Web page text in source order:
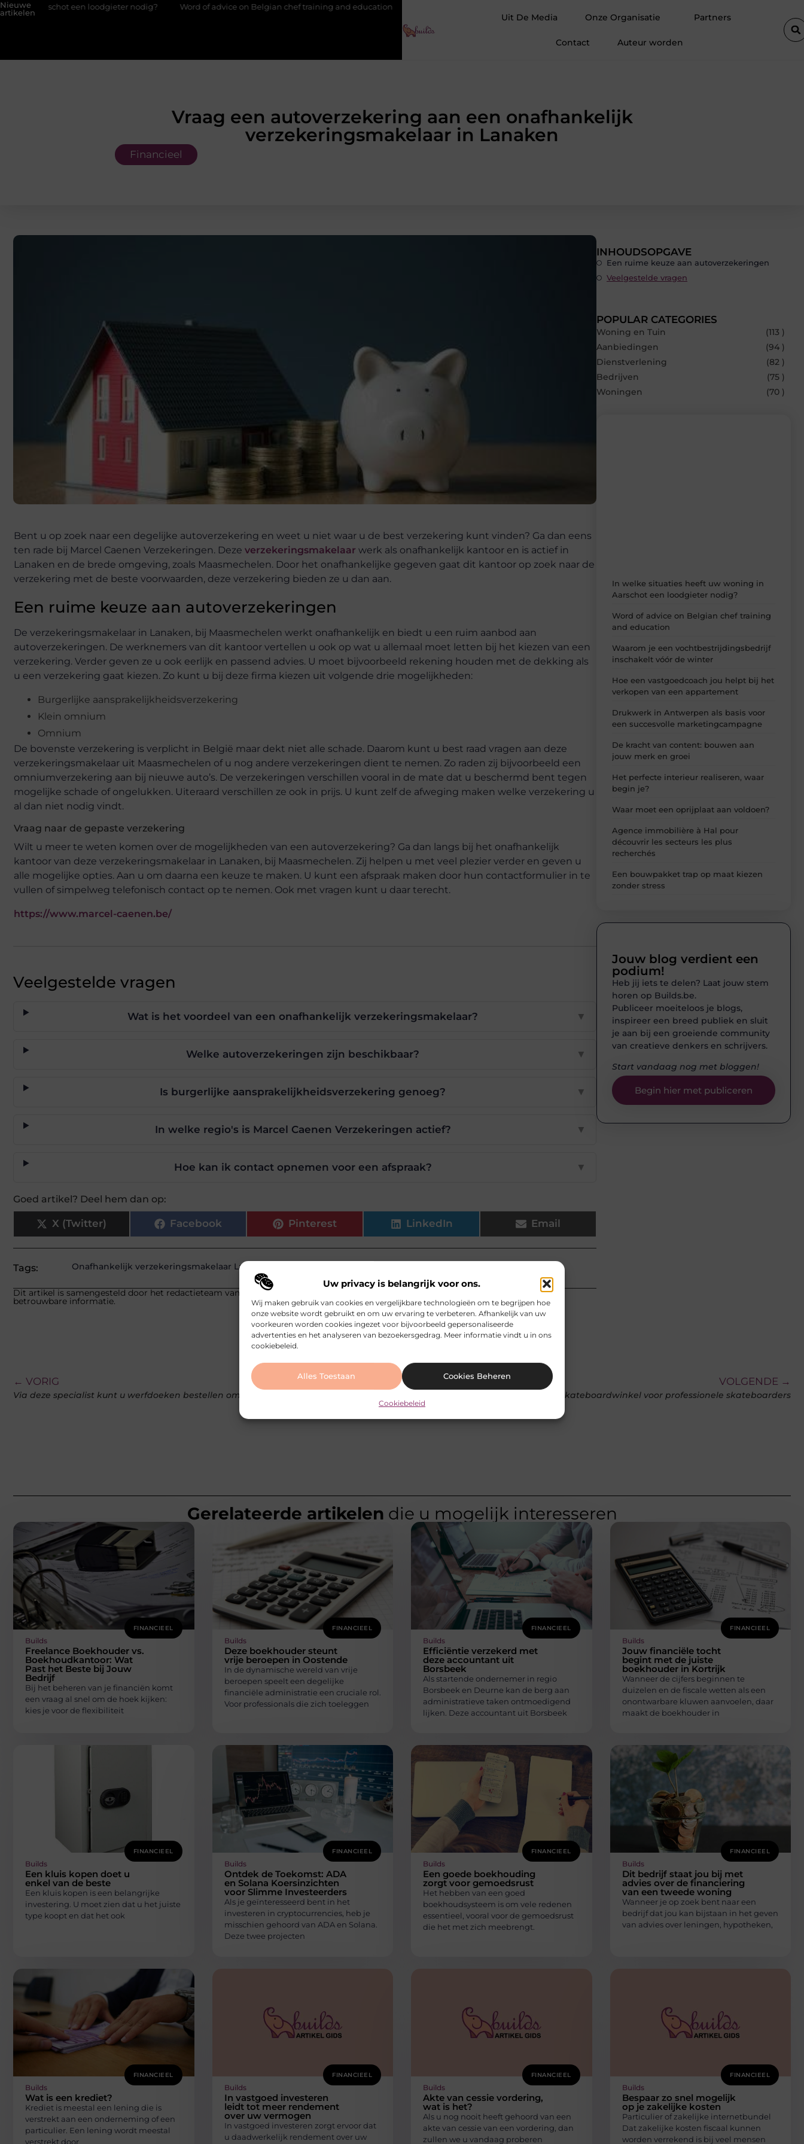
Uw privacy is belangrijk voor ons.
Wij maken gebruik van cookies en vergelijkbare technologieën om te begrijpen hoe
onze website wordt gebruikt en om uw ervaring te verbeteren. Afhankelijk van uw
voorkeuren worden cookies ingezet voor bijvoorbeeld gepersonaliseerde
advertenties en het analyseren van bezoekersgedrag. Meer informatie vindt u in ons
cookiebeleid.
Alles Toestaan Cookies Beheren
Cookiebeleid
Nieuwe
artikelen
een loodgieter nodig? Word of advice on Belgian chef training and education Waarom je een vochtbestrijdingsbedrijf inschakelt vóór de winter
Uit De Media Onze Organisatie Partners
Contact Auteur worden
Vraag een autoverzekering aan een onafhankelijk
verzekeringsmakelaar in Lanaken
Financieel
Bent u op zoek naar een degelijke autoverzekering en weet u niet waar u de best verzekering kunt vinden? Ga dan eens
ten rade bij Marcel Caenen Verzekeringen. Deze verzekeringsmakelaar werk als onafhankelijk kantoor en is actief in
Lanaken en de brede omgeving, zoals Maasmechelen. Door het onafhankelijke gegeven gaat dit kantoor op zoek naar de
verzekering met de beste voorwaarden, deze verzekering bieden ze u dan aan.
Een ruime keuze aan autoverzekeringen
De verzekeringsmakelaar in Lanaken, bij Maasmechelen werkt onafhankelijk en biedt u een ruim aanbod aan
autoverzekeringen. De werknemers van dit kantoor vertellen u ook op wat u allemaal moet letten bij het kiezen van een
verzekering. Verder geven ze u ook eerlijk en passend advies. U moet bijvoorbeeld rekening houden met de dekking als
u een verzekering gaat kiezen. Zo kunt u bij deze firma kiezen uit volgende drie mogelijkheden:
Burgerlijke aansprakelijkheidsverzekering
Klein omnium
Omnium
De bovenste verzekering is verplicht in België maar dekt niet alle schade. Daarom kunt u best raad vragen aan deze
verzekeringsmakelaar uit Maasmechelen of u nog andere verzekeringen dient te nemen. Zo raden zij bijvoorbeeld een
omniumverzekering aan bij nieuwe auto’s. De verzekeringen verschillen vooral in de mate dat u beschermd bent tegen
mogelijke schade of ongelukken. Uiteraard verschillen ze ook in prijs. U kunt zelf de afweging maken welke verzekering u
al dan niet nodig vindt.
Vraag naar de gepaste verzekering
Wilt u meer te weten komen over de mogelijkheden van een autoverzekering? Ga dan langs bij het onafhankelijk
kantoor van deze verzekeringsmakelaar in Lanaken, bij Maasmechelen. Zij helpen u met veel plezier verder en geven u
alle mogelijke opties. Aan u om daarna een keuze te maken. U kunt een afspraak maken door hun contactformulier in te
vullen of simpelweg telefonisch contact op te nemen. Ook met vragen kunt u daar terecht.
https://www.marcel-caenen.be/
Veelgestelde vragen
Wat is het voordeel van een onafhankelijk verzekeringsmakelaar? ▼
Welke autoverzekeringen zijn beschikbaar? ▼
Is burgerlijke aansprakelijkheidsverzekering genoeg? ▼
In welke regio's is Marcel Caenen Verzekeringen actief? ▼
Hoe kan ik contact opnemen voor een afspraak? ▼
Goed artikel? Deel hem dan op:
X (Twitter) Facebook Pinterest LinkedIn Email
Tags: Onafhankelijk verzekeringsmakelaar Lanaken
Dit artikel is samengesteld door het redactieteam van builds.be, dat zich richt op het zorgvuldig selecteren en presenteren van
betrouwbare informatie.
INHOUDSOPGAVE
Een ruime keuze aan autoverzekeringen
Veelgestelde vragen
POPULAR CATEGORIES
Woning en Tuin
(113 )
Aanbiedingen
(94 )
Dienstverlening
(82 )
Bedrijven
(75 )
Woningen
(70 )
In welke situaties heeft uw woning in
Aarschot een loodgieter nodig?
Word of advice on Belgian chef training
and education
Waarom je een vochtbestrijdingsbedrijf
inschakelt vóór de winter
Hoe een vastgoedcoach jou helpt bij het
verkopen van een appartement
Drukwerk in Antwerpen als basis voor
een succesvolle marketingcampagne
De kracht van content: bouwen aan
jouw merk en groei
Het perfecte interieur realiseren, waar
begin je?
Waar moet een oprijplaat aan voldoen?
Agence immobilière à Hal pour
découvrir les secteurs les plus
recherchés
Een bouwpakket trap op maat kiezen
zonder stress
Jouw blog verdient een
podium!
Heb jij iets te delen? Laat jouw stem
horen op Builds.be.
Publiceer moeiteloos je blogs,
inspireer een breed publiek en sluit
je aan bij een groeiende community
van creatieve denkers en schrijvers.
Start vandaag nog met bloggen!
Begin hier met publiceren
← VORIG VOLGENDE →
De beste skateboardwinkel voor professionele skateboarders
Gerelateerde artikelen die u mogelijk interesseren
FINANCIEEL
Builds
Freelance Boekhouder vs.
Boekhoudkantoor: Wat
Past het Beste bij Jouw
Bedrijf
Bij het beheren van je financiën komt
een vraag al snel om de hoek kijken:
kies je voor de flexibiliteit
FINANCIEEL
Builds
Deze boekhouder steunt
vrije beroepen in Oostende
In de dynamische wereld van vrije
beroepen speelt een degelijke
financiële administratie een cruciale rol.
Voor professionals die zich toeleggen
FINANCIEEL
Builds
Efficiëntie verzekerd met
deze accountant uit
Borsbeek
Als startende ondernemer in regio
Borsbeek en Deurne kan de berg aan
administratieve taken ontmoedigend
lijken. Deze accountant uit Borsbeek
FINANCIEEL
Builds
Jouw financiële tocht
begint met de juiste
boekhouder in Kortrijk
Wanneer de cijfers beginnen te
duizelen en de fiscale wetten als een
onontwarbare kluwen aanvoelen, daar
maakt de boekhouder in
FINANCIEEL
Builds
Een kluis kopen doet u
enkel van de beste
Een kluis kopen is een belangrijke
investering. U moet zien dat u het juiste
type koopt en dat het ook
FINANCIEEL
Builds
Ontdek de Toekomst: ADA
en Solana Koersinzichten
voor Slimme Investeerders
Als je geïnteresseerd bent in het
investeren in cryptocurrencies, heb je
misschien gehoord van ADA en Solana.
Deze twee projecten
FINANCIEEL
Builds
Een goede boekhouding
zorgt voor gemoedsrust
Het hebben van een goed
boekhoudsysteem is om vele redenen
essentieel, vooral voor de gemoedsrust
die het met zich meebrengt.
FINANCIEEL
Builds
Dit bedrijf staat jou bij met
advies over de financiering
van een tweede woning
Wanneer je op zoek bent naar een
bedrijf dat jou kan bijstaan in het geven
van advies over leningen, hypotheken,
FINANCIEEL
Builds
Wat is een krediet?
Krediet is meestal een lening die is
verstrekt aan een onderneming of een
particulier. Een lening wordt meestal
verstrekt door
FINANCIEEL
Builds
In vastgoed investeren
leidt tot meer rendement
over uw vermogen
In vastgoed investeren zorgt ervoor dat
u daadwerkelijk rendement over uw
FINANCIEEL
Builds
Akte van cessie vordering,
wat is het?
Als u nog nooit heeft gehoord van een
akte van cessie van een vordering, dan
zullen we u vandaag proberen
FINANCIEEL
Builds
Bespaar zo snel mogelijk
op je zakelijke kosten
Particulier of zakelijke internetbundel
Dat zakelijke kosten fiscaal kunnen
worden verrekend is bij veel mensen